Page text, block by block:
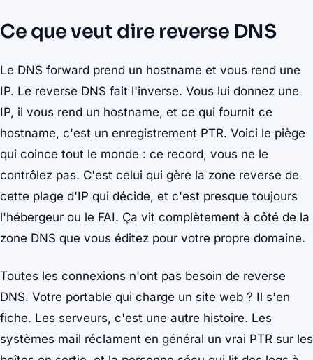
Ce que veut dire reverse DNS
Le DNS forward prend un hostname et vous rend une
IP. Le reverse DNS fait l'inverse. Vous lui donnez une
IP, il vous rend un hostname, et ce qui fournit ce
hostname, c'est un enregistrement PTR. Voici le piège
qui coince tout le monde : ce record, vous ne le
contrôlez pas. C'est celui qui gère la zone reverse de
cette plage d'IP qui décide, et c'est presque toujours
l'hébergeur ou le FAI. Ça vit complètement à côté de la
zone DNS que vous éditez pour votre propre domaine.
Toutes les connexions n'ont pas besoin de reverse
DNS. Votre portable qui charge un site web ? Il s'en
fiche. Les serveurs, c'est une autre histoire. Les
systèmes mail réclament en général un vrai PTR sur les